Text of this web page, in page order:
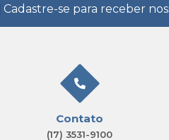
Cadastre-se para receber
Contato
(17) 3531-9100